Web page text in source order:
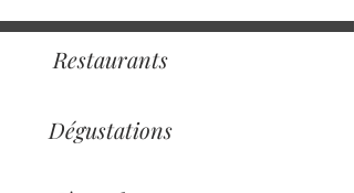
Restaurants
Dégustations